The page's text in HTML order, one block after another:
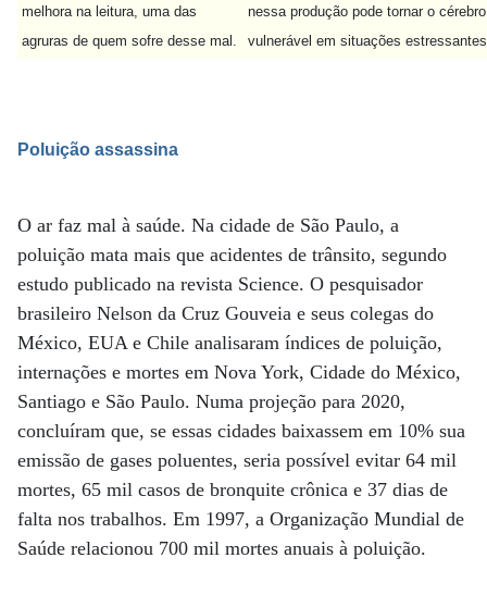
melhora na leitura, uma das
agruras de quem sofre desse mal.
nessa produção pode tornar o cérebro
vulnerável em situações
Poluição assassina
O ar faz mal à saúde. Na cidade de São Paulo, a
poluição mata mais que acidentes de trânsito, segundo
estudo publicado na revista Science. O pesquisador
brasileiro Nelson da Cruz Gouveia e seus colegas do
México, EUA e Chile analisaram índices de poluição,
internações e mortes em Nova York, Cidade do México,
Santiago e São Paulo. Numa projeção para 2020,
concluíram que, se essas cidades baixassem em 10% sua
emissão de gases poluentes, seria possível evitar 64 mil
mortes, 65 mil casos de bronquite crônica e 37 dias de
falta nos trabalhos. Em 1997, a Organização Mundial de
Saúde relacionou 700 mil mortes anuais à poluição.